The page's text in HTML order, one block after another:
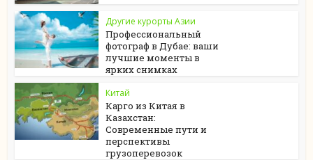
Другие курорты Азии
Профессиональный
фотограф в Дубае: ваши
лучшие моменты в
ярких снимках
Китай
Карго из Китая в
Казахстан:
Современные пути и
перспективы
грузоперевозок